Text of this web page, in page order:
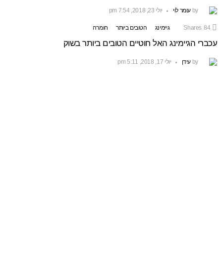
by עומר לוי יולי 23, 2018, 7:54 pm
84
Shares גיימינג הטובים ביותר חומרה
עכברי הגיימינג האל חוטיים הטובים ביותר בשוק
by עידן יולי 17, 2018, 5:11 pm